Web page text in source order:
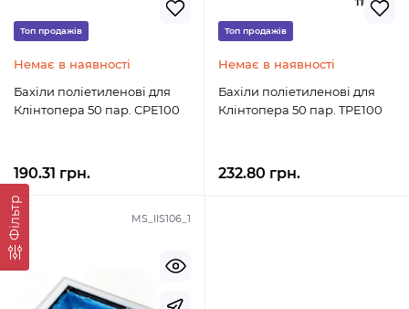
Фільтр
Топ продажів
Немає в наявності
Бахіли поліетиленові для
Клінтопера 50 пар. CPE100
190.31 грн.
Топ продажів
Немає в наявності
Бахіли поліетиленові для
Клінтопера 50 пар. TPE100
232.80 грн.
MS_IIS106_1